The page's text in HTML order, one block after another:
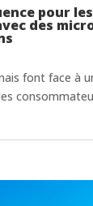
pour
des
font face à